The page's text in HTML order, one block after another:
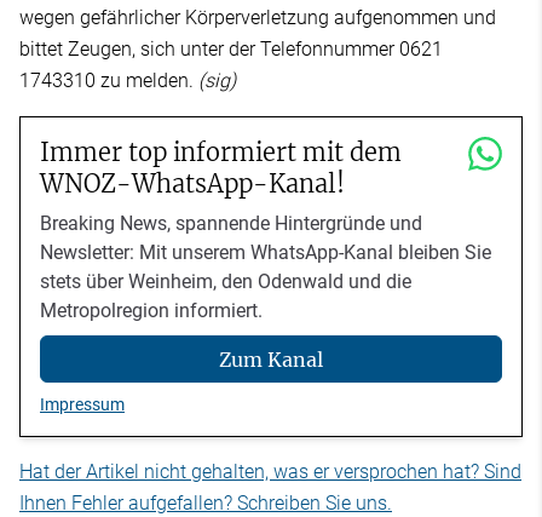
wegen gefährlicher Körperverletzung aufgenommen und
bittet Zeugen, sich unter der Telefonnummer 0621
1743310 zu melden. (sig)
Immer top informiert mit dem
WNOZ-WhatsApp-Kanal!
Breaking News, spannende Hintergründe und
Newsletter: Mit unserem WhatsApp-Kanal bleiben Sie
stets über Weinheim, den Odenwald und die
Metropolregion informiert.
Zum Kanal
Impressum
Hat der Artikel nicht gehalten, was er versprochen hat? Sind
Ihnen Fehler aufgefallen? Schreiben Sie uns.